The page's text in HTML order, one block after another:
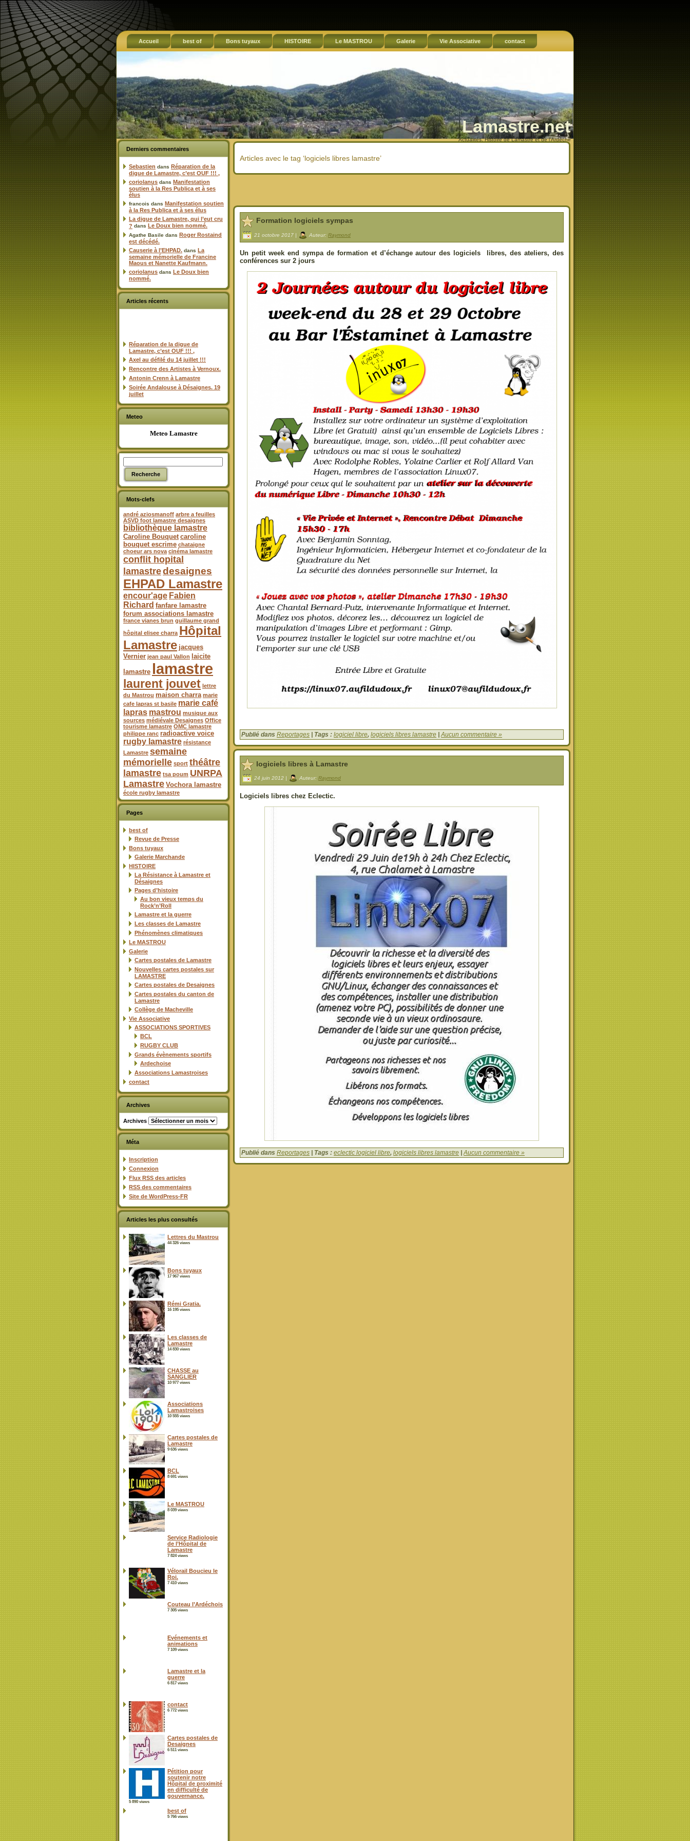
Accueil best of Bons tuyaux HISTOIRE Le MASTROU Galerie Vie Associative contact
Lamastre.net
Actualités, Histoire de Lamastre et de l'Ardèche
Derniers commentaires
Sebastien dans Réparation de la
digue de Lamastre, c’est OUF !!! ,
coriolanus dans Manifestation
soutien à la Res Publica et à ses
élus
francois dans Manifestation soutien
à la Res Publica et à ses élus
La digue de Lamastre, qui l’eut cru
? dans Le Doux bien nommé.
Agathe Basile dans Roger Rostaind
est décédé.
Causerie à l’EHPAD. dans La
semaine mémorielle de Francine
Maous et Nanette Kaufmann.
coriolanus dans Le Doux bien
nommé.
Articles récents
Réparation de la digue de
Lamastre, c’est OUF !!! ,
Axel au défilé du 14 juillet !!!
Rencontre des Artistes à Vernoux.
Antonin Crenn à Lamastre
Soirée Andalouse à Désaignes. 19
juillet
Meteo
Meteo Lamastre
Mots-clefs
andré aziosmanoff arbre a feuilles
ASVD foot lamastre desaignes
bibliothèque lamastre
Caroline Bouquet caroline
bouquet escrime chataigne
choeur ars nova cinéma lamastre
conflit hopital
lamastredesaignes
EHPAD Lamastre
encour'age Fabien
Richard fanfare lamastre
forum associations lamastre
france vianes brun guillaume grand
hôpital elisee charra Hôpital
Lamastre jacques
Vernier jean paul Vallon
laicite
lamastre lamastre
laurent jouvet lettre
du Mastrou maison charra marie
cafe lapras st basile marie café
lapras mastrou musique aux
sources médiévale Desaignes Office
tourisme lamastre OMC lamastre
philippe ranc radioactive voice
rugby lamastre résistance
Lamastre semaine
mémorielle sport théâtre
lamastre tsa poum UNRPA
Lamastre Vochora lamastre
école rugby lamastre
Pages
best of
Revue de Presse
Bons tuyaux
Galerie Marchande
HISTOIRE
La Résistance à Lamastre et
Désaignes
Pages d’histoire
Au bon vieux temps du
Rock’n’Roll
Lamastre et la guerre
Les classes de Lamastre
Phénomènes climatiques
Le MASTROU
Galerie
Cartes postales de Lamastre
Nouvelles cartes postales sur
LAMASTRE
Cartes postales de Desaignes
Cartes postales du canton de
Lamastre
Collège de Macheville
Vie Associative
ASSOCIATIONS SPORTIVES
BCL
RUGBY CLUB
Grands évènements sportifs
Ardechoise
Associations Lamastroises
contact
Archives
Archives
Méta
Inscription
Connexion
Flux RSS des articles
RSS des commentaires
Site de WordPress-FR
Articles les plus consultés
Lettres du Mastrou
44 326 views
Bons tuyaux
17 967 views
Rémi Gratia.
16 195 views
Les classes de
Lamastre
14 830 views
CHASSE au
SANGLIER
10 977 views
Associations
Lamastroises
10 555 views
Cartes postales de
Lamastre
9 636 views
BCL
8 691 views
Le MASTROU
8 039 views
Service Radiologie
de l’Hôpital de
Lamastre
7 824 views
Vélorail Boucieu le
Roi.
7 410 views
Couteau l’Ardéchois
7 305 views
Evénements et
animations
7 109 views
Lamastre et la
guerre
6 817 views
contact
6 772 views
Cartes postales de
Desaignes
6 511 views
Pétition pour
soutenir notre
Hôpital de proximité
en difficulté de
gouvernance.
5 890 views
best of
5 766 views
Articles avec le tag ‘logiciels libres lamastre’
Formation logiciels sympas
21 octobre 2017 | Auteur: Raymond
Un petit week end sympa de formation et d’échange autour des logiciels libres, des ateliers, des
conférences sur 2 jours
Publié dans Reportages | Tags : logiciel libre, logiciels libres lamastre |Aucun commentaire »
logiciels libres à Lamastre
24 juin 2012 | Auteur: Raymond
Logiciels libres chez Eclectic.
Publié dans Reportages | Tags : eclectic logiciel libre, logiciels libres lamastre |Aucun commentaire »